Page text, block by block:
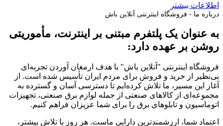
اطلاعات بیشتر
درباره ما - فروشگاه اینترنتی آنلاین باش
به عنوان یک پلتفرم مبتنی بر اینترنت، مأموریتی
روشن بر عهده دارد:
فروشگاه اینترنتی "آنلاین باش" با هدف ارمغان آوردن تجربه‌ای
بی‌نظیر از خرید و فروش برای مردم ایران تأسیس شده است. از
آغاز این مسیر، ما تلاش کرده‌ایم تا دسترسی آسان و گسترده به
مجموعه‌ای از کالاهای صنعتی از جمله لوازم برق صنعتی، تجهیزات
اتوماسیون و تابلوهای برق را برای شما عزیزان فراهم کنیم.
اعتماد شما، ارزشمندترین دارایی ماست. هر روز با تلاش بیشتر،